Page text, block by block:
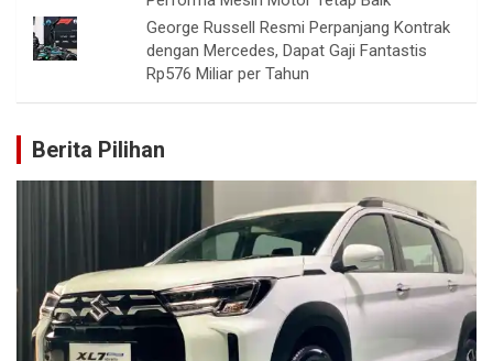
George Russell Resmi Perpanjang Kontrak
dengan Mercedes, Dapat Gaji Fantastis
Rp576 Miliar per Tahun
Berita Pilihan